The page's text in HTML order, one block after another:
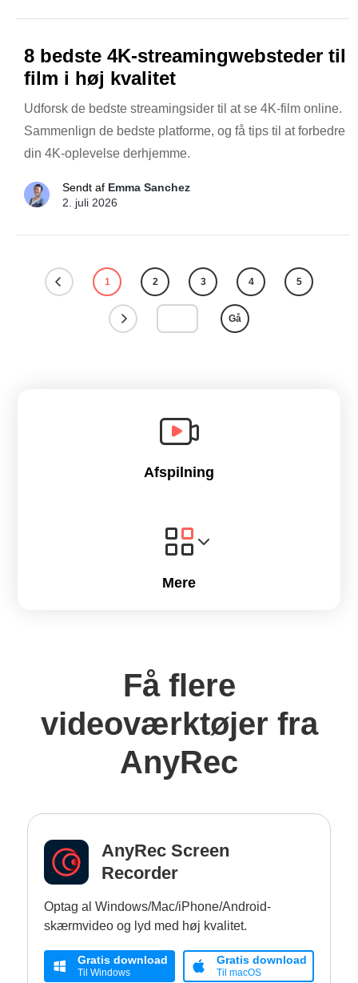
8 bedste 4K-streamingwebsteder til
film i høj kvalitet
Udforsk de bedste streamingsider til at se 4K-film online.
Sammenlign de bedste platforme, og få tips til at forbedre
din 4K-oplevelse derhjemme.
Sendt af Emma Sanchez
2. juli 2026
1 2 3 4 5
Gå
Afspilning
Mere
Få flere
videoværktøjer fra
AnyRec
AnyRec Screen
Recorder
Optag al Windows/Mac/iPhone/Android-
skærmvideo og lyd med høj kvalitet.
Gratis download
Til Windows
Gratis download
Til macOS